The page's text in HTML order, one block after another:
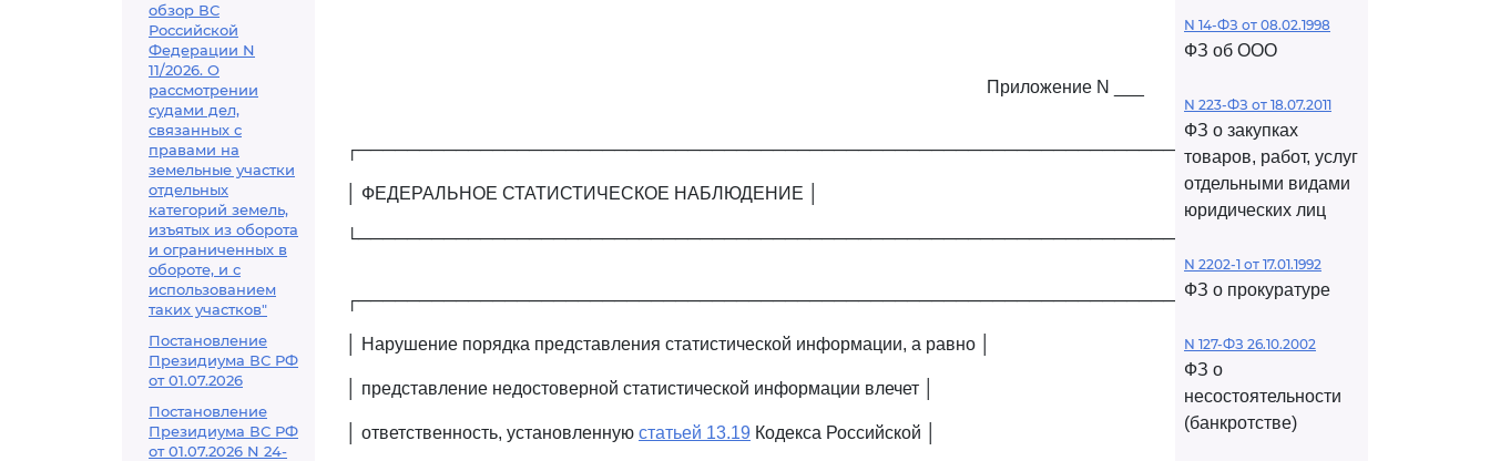
обзор ВС
Российской
Федерации N
11/2026. О
рассмотрении
судами дел,
связанных с
правами на
земельные участки
отдельных
категорий земель,
изъятых из оборота
и ограниченных в
обороте, и с
использованием
таких участков"
Постановление
Президиума ВС РФ
от 01.07.2026
Постановление
Президиума ВС РФ
от 01.07.2026 N 24-
Приложение N ___
┌─────────────────────────────────────────────────────────────────────────┐
│ ФЕДЕРАЛЬНОЕ СТАТИСТИЧЕСКОЕ НАБЛЮДЕНИЕ │
└─────────────────────────────────────────────────────────────────────────┘
┌─────────────────────────────────────────────────────────────────────────┐
│ Нарушение порядка представления статистической информации, а равно │
│ представление недостоверной статистической информации влечет │
│ ответственность, установленную статьей 13.19 Кодекса Российской │
N 14-ФЗ от 08.02.1998
ФЗ об ООО
N 223-ФЗ от 18.07.2011
ФЗ о закупках
товаров, работ, услуг
отдельными видами
юридических лиц
N 2202-1 от 17.01.1992
ФЗ о прокуратуре
N 127-ФЗ 26.10.2002
ФЗ о
несостоятельности
(банкротстве)